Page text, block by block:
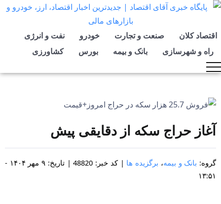
اقتصاد کلان صنعت و تجارت خودرو
نفت و انرژی
راه و شهرسازی
بانک و بیمه بورس کشاورزی
آغاز حراج سکه از دقایقی پیش
گروه: بانک و بیمه، برگزیده ها
| کد خبر: 48820 | تاریخ: ۹ مهر ۱۴۰۴ -
۱۳:۵۱